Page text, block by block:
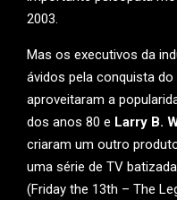
2003.
Mas os executivos da
ávidos pela conquista
aproveitaram a
dos anos 80 e Larry B.
criaram um outro
uma série de TV
(Friday the 13th – The